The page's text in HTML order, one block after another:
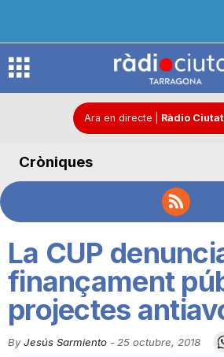
R
d
C
Ara en directe Ràdio
Cròniques
La CUP
finançament
projectes
By Jesús Sarmiento - 25 octubre, 2018